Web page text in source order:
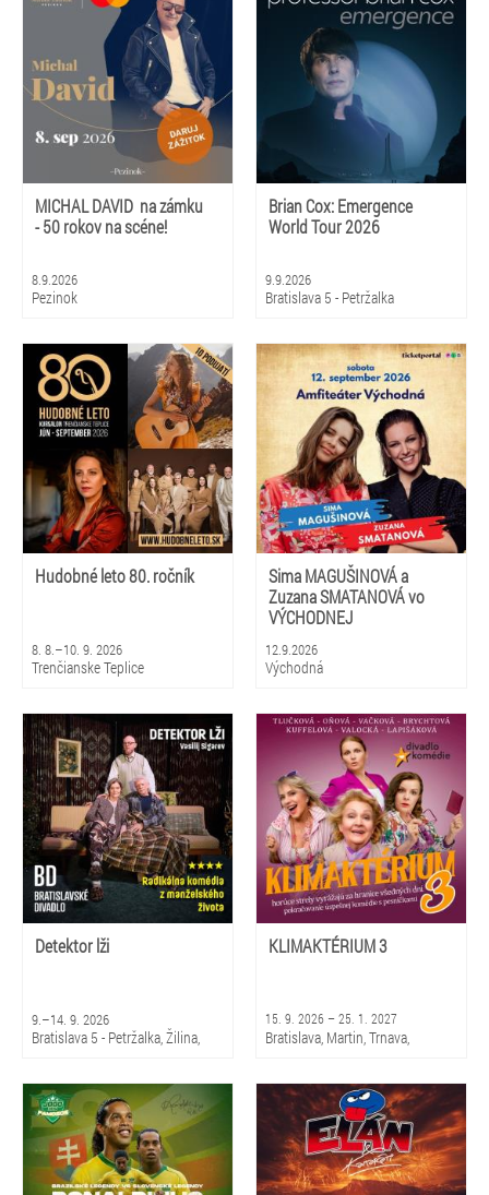
MICHAL DAVID na zámku
- 50 rokov na scéne!
8.9.2026
Pezinok
Brian Cox: Emergence
World Tour 2026
9.9.2026
Bratislava 5 - Petržalka
Hudobné leto 80. ročník
8. 8.–10. 9. 2026
Trenčianske Teplice
Sima MAGUŠINOVÁ a
Zuzana SMATANOVÁ vo
VÝCHODNEJ
12.9.2026
Východná
Detektor lži
9.–14. 9. 2026
Bratislava 5 - Petržalka, Žilina,
KLIMAKTÉRIUM 3
15. 9. 2026 – 25. 1. 2027
Bratislava, Martin, Trnava,
Mikuláš, Košice, Prešov, Banská
Bystrica, Žilina